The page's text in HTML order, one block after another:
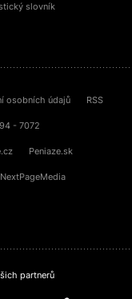
slovník
osobních údajů RSS
- 7072
Peniaze.sk
partnerů